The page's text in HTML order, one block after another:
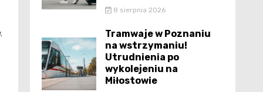
8 sierpnia 2026
Tramwaje w Poznaniu
na wstrzymaniu!
Utrudnienia po
wykolejeniu na
Miłostowie